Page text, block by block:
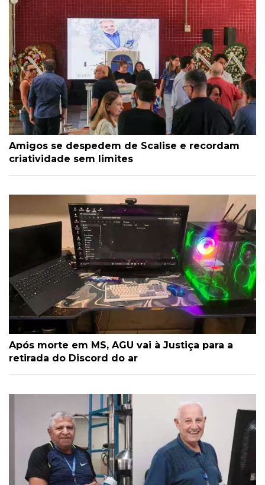
Amigos se despedem de Scalise e recordam
criatividade sem limites
Após morte em MS, AGU vai à Justiça para a
retirada do Discord do ar